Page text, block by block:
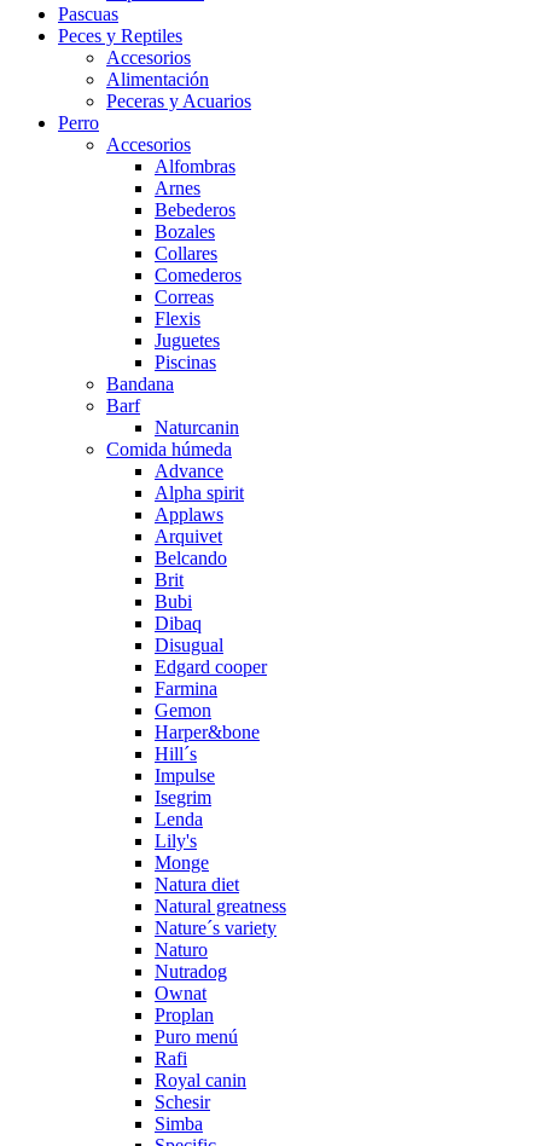
Pascuas
Peces y Reptiles
Accesorios
Alimentación
Peceras y Acuarios
Perro
Accesorios
Alfombras
Arnes
Bebederos
Bozales
Collares
Comederos
Correas
Flexis
Juguetes
Piscinas
Bandana
Barf
Naturcanin
Comida húmeda
Advance
Alpha spirit
Applaws
Arquivet
Belcando
Brit
Bubi
Dibaq
Disugual
Edgard cooper
Farmina
Gemon
Harper&bone
Hill´s
Impulse
Isegrim
Lenda
Lily's
Monge
Natura diet
Natural greatness
Nature´s variety
Naturo
Nutradog
Ownat
Proplan
Puro menú
Rafi
Royal canin
Schesir
Simba